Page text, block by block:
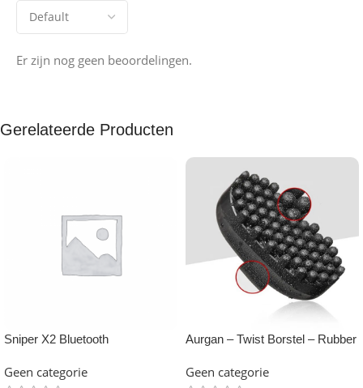
Er zijn nog geen beoordelingen.
Gerelateerde Producten
Sniper X2 Bluetooth
Geen categorie
Aurgan – Twist Borstel – Rubber
Geen categorie